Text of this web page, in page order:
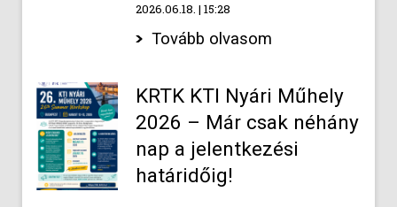
2026.06.18. 15:28
Tovább olvasom
KRTK KTI Nyári Műhely
2026 – Már csak néhány
nap a jelentkezési
határidőig!